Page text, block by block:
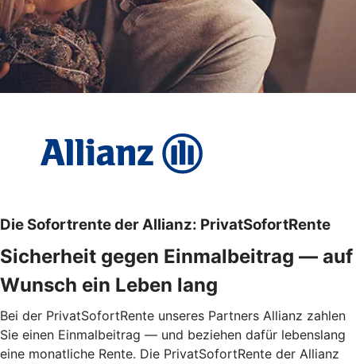
Die Sofortrente der Allianz: PrivatSofortRente
Sicherheit gegen Einmalbeitrag — auf
Wunsch ein Leben lang
Bei der PrivatSofortRente unseres Partners Allianz zahlen
Sie einen Einmalbeitrag — und beziehen dafür lebenslang
eine monatliche Rente. Die PrivatSofortRente der Allianz